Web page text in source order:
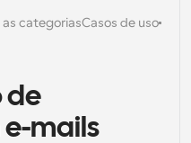
as categoriasCasos de uso
de
mails